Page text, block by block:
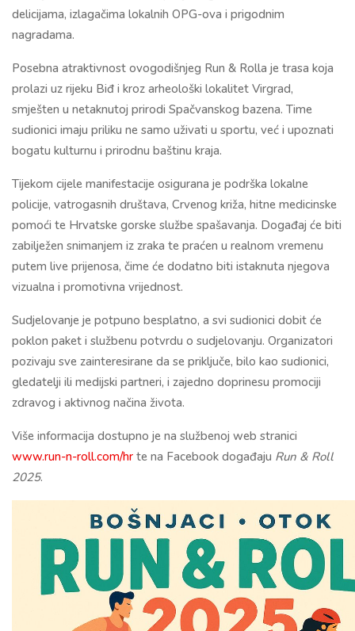
delicijama, izlagačima lokalnih OPG-ova i prigodnim
nagradama.
Posebna atraktivnost ovogodišnjeg Run & Rolla je trasa koja
prolazi uz rijeku Biđ i kroz arheološki lokalitet Virgrad,
smješten u netaknutoj prirodi Spačvanskog bazena. Time
sudionici imaju priliku ne samo uživati u sportu, već i upoznati
bogatu kulturnu i prirodnu baštinu kraja.
Tijekom cijele manifestacije osigurana je podrška lokalne
policije, vatrogasnih društava, Crvenog križa, hitne medicinske
pomoći te Hrvatske gorske službe spašavanja. Događaj će biti
zabilježen snimanjem iz zraka te praćen u realnom vremenu
putem live prijenosa, čime će dodatno biti istaknuta njegova
vizualna i promotivna vrijednost.
Sudjelovanje je potpuno besplatno, a svi sudionici dobit će
poklon paket i službenu potvrdu o sudjelovanju. Organizatori
pozivaju sve zainteresirane da se priključe, bilo kao sudionici,
gledatelji ili medijski partneri, i zajedno doprinesu promociji
zdravog i aktivnog načina života.
Više informacija dostupno je na službenoj web stranici
www.run-n-roll.com/hr te na Facebook događaju Run & Roll
2025.